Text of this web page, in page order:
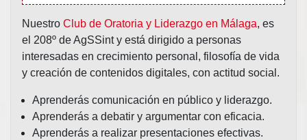
Nuestro Club de Oratoria y Liderazgo en Málaga, es
el 208º de AgSSint y está dirigido a personas
interesadas en crecimiento personal, filosofía de vida
y creación de contenidos digitales, con actitud social.
Aprenderás comunicación en público y liderazgo.
Aprenderás a debatir y argumentar con eficacia.
Aprenderás a realizar presentaciones efectivas.